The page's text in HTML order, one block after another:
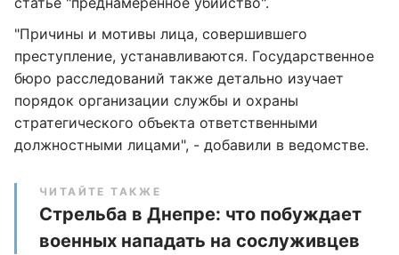
"Причины и мотивы лица, совершившего
преступление, устанавливаются. Государственное
бюро расследований также детально изучает
порядок организации службы и охраны
стратегического объекта ответственными
должностными лицами", - добавили в ведомстве.
ЧИТАЙТЕ ТАКЖЕ
Стрельба в Днепре: что побуждает
военных нападать на сослуживцев